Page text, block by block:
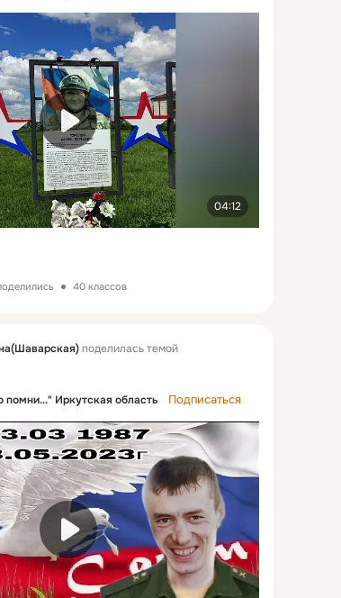
04:12
40 классов
поделилась темой
Иркутская область Подписаться